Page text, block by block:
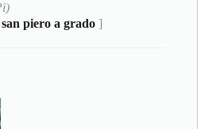
piero a grado ]